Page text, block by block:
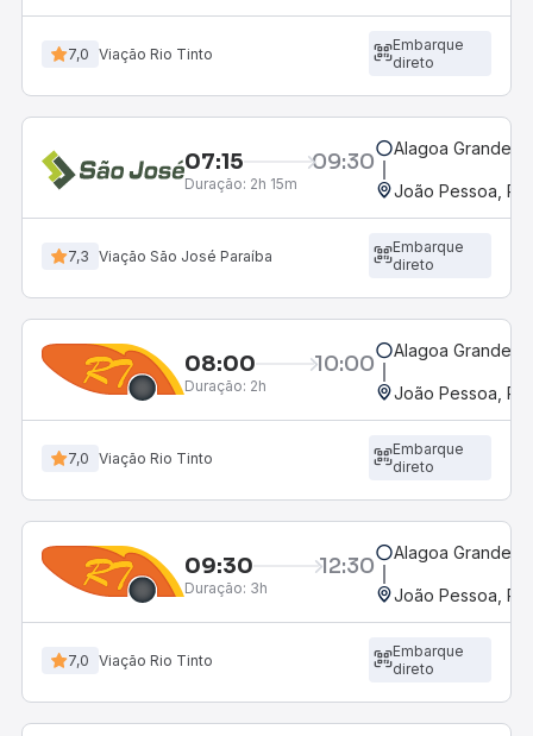
7,0 Viação Rio Tinto
Embarque
direto
07:15 09:30
Duração: 2h 15m
Alagoa Grande,
João Pessoa,
7,3 Viação São José Paraíba
Embarque
direto
08:00 10:00
Duração: 2h
Alagoa Grande,
João Pessoa,
7,0 Viação Rio Tinto
Embarque
direto
09:30 12:30
Duração: 3h
Alagoa Grande,
João Pessoa,
7,0 Viação Rio Tinto
Embarque
direto